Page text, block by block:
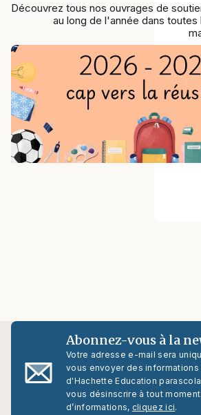
Découvrez tous nos ouvrages de
au long de l'année dans toutes
Abonnez-vous à la
Votre adresse e-mail sera
vous envoyer des informations
d'Hachette Education
vous désinscrire à tout
d’informations, cliquez ici.